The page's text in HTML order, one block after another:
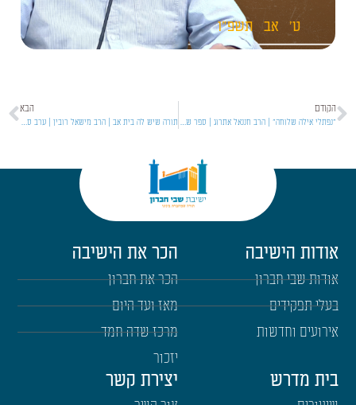
ט' אב תשפ"ו
הקודם
"נפתלי אילה שלוחה" | הרב חננאל אתרוג | ספר שופטים | תשפ"ו [16]
הבא
תורה שיש לה בית אב | הרב מישאל רובין | ערב סבים | תשפ"ו
אודות הישיבה
אודות שבי חברון
בעלי תפקידים
אירועים וחדשות
הכר את הישיבה
הכר את חברון
מאז ועד היום
מרכז שדה חמד
יזכור
בית מדרש יצירת קשר